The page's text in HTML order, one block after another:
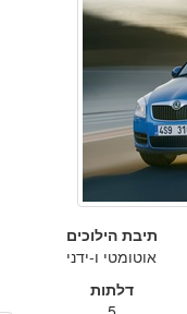
תיבת הילוכים
אוטומטי ו-ידני
דלתות